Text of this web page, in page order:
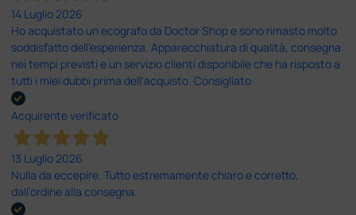
14 Luglio 2026
Ho acquistato un ecografo da Doctor Shop e sono rimasto molto
soddisfatto dell'esperienza. Apparecchiatura di qualità, consegna
nei tempi previsti e un servizio clienti disponibile che ha risposto a
tutti i miei dubbi prima dell'acquisto. Consigliato
Acquirente verificato
13 Luglio 2026
Nulla da eccepire. Tutto estremamente chiaro e corretto,
dall’ordine alla consegna.